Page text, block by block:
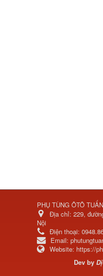
PHỤ TÙNG ÔTÔ
Địa chỉ: 229,
Nội
Điện thoại:
Email:
Website: https://
Dev by